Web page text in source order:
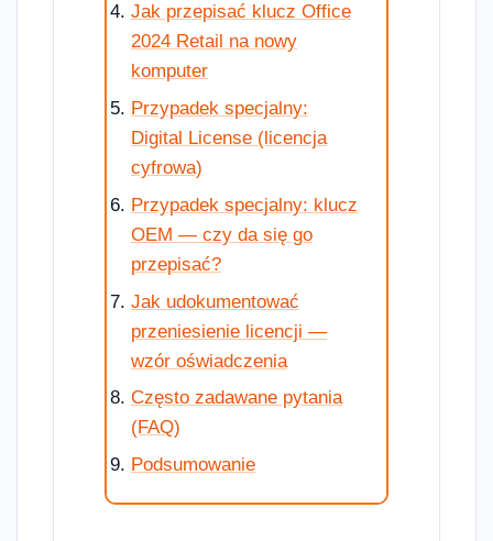
Jak przepisać klucz Office
2024 Retail na nowy
komputer
Przypadek specjalny:
Digital License (licencja
cyfrowa)
Przypadek specjalny: klucz
OEM — czy da się go
przepisać?
Jak udokumentować
przeniesienie licencji —
wzór oświadczenia
Często zadawane pytania
(FAQ)
Podsumowanie